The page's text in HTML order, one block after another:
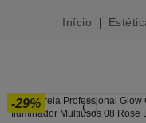
Início
-29%